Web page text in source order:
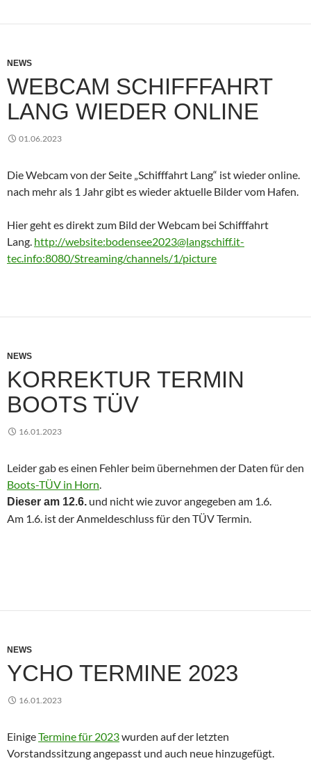
NEWS
WEBCAM SCHIFFFAHRT
LANG WIEDER ONLINE
01.06.2023
Die Webcam von der Seite „Schifffahrt Lang“ ist wieder online.
nach mehr als 1 Jahr gibt es wieder aktuelle Bilder vom Hafen.
Hier geht es direkt zum Bild der Webcam bei Schifffahrt
Lang. http://website:bodensee2023@langschiff.it-
tec.info:8080/Streaming/channels/1/picture
NEWS
KORREKTUR TERMIN
BOOTS TÜV
16.01.2023
Leider gab es einen Fehler beim übernehmen der Daten für den
Boots-TÜV in Horn.
Dieser am 12.6. und nicht wie zuvor angegeben am 1.6.
Am 1.6. ist der Anmeldeschluss für den TÜV Termin.
NEWS
YCHO TERMINE 2023
16.01.2023
EinigeTermine für 2023wurden auf der letzten
Vorstandssitzung angepasst und auch neue hinzugefügt.